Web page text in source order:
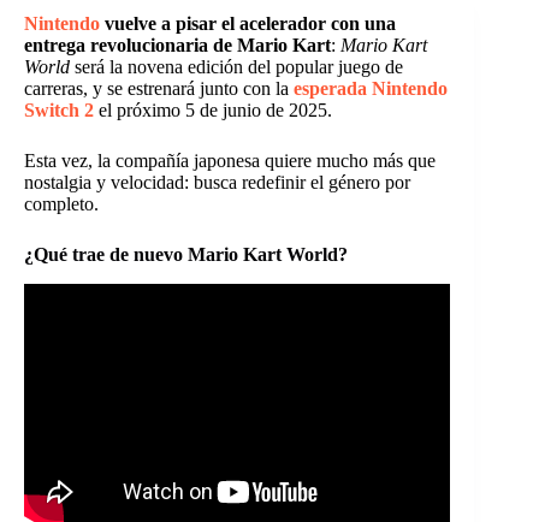
Nintendo vuelve a pisar el acelerador con una
entrega revolucionaria de Mario Kart: Mario Kart
World será la novena edición del popular juego de
carreras, y se estrenará junto con la esperada Nintendo
Switch 2 el próximo 5 de junio de 2025.
Esta vez, la compañía japonesa quiere mucho más que
nostalgia y velocidad: busca redefinir el género por
completo.
¿Qué trae de nuevo Mario Kart World?